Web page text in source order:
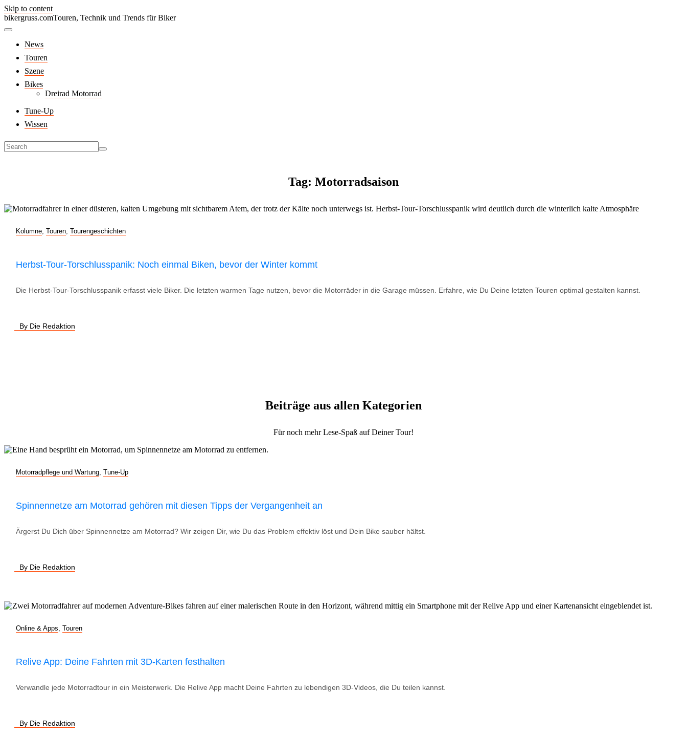
Skip to content
bikergruss.comTouren, Technik und Trends für Biker
News
Touren
Szene
Bikes
Dreirad Motorrad
Tune-Up
Wissen
Tag: Motorradsaison
Kolumne Touren Tourengeschichten
Herbst-Tour-Torschlusspanik: Noch einmal Biken, bevor der Winter kommt
Die Herbst-Tour-Torschlusspanik erfasst viele Biker. Die letzten warmen Tage nutzen, bevor die Motorräder in die Garage müssen. Erfahre, wie Du Deine letzten Touren optimal gestalten kannst.
By Die Redaktion
Beiträge aus allen Kategorien
Für noch mehr Lese-Spaß auf Deiner Tour!
Motorradpflege und Wartung Tune-Up
Spinnennetze am Motorrad gehören mit diesen Tipps der Vergangenheit an
Ärgerst Du Dich über Spinnennetze am Motorrad? Wir zeigen Dir, wie Du das Problem effektiv löst und Dein Bike sauber hältst.
By Die Redaktion
Online & Apps Touren
Relive App: Deine Fahrten mit 3D-Karten festhalten
Verwandle jede Motorradtour in ein Meisterwerk. Die Relive App macht Deine Fahrten zu lebendigen 3D-Videos, die Du teilen kannst.
By Die Redaktion